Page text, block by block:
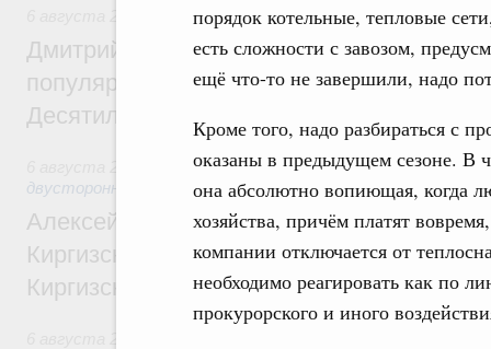
порядок котельные, тепловые
есть сложности с завозом,
ещё что-то не завершили, надо
Кроме того, надо разбираться с
оказаны в предыдущем сезоне. В
она абсолютно вопиющая, когда
хозяйства, причём платят
компании отключается от
необходимо реагировать как по
прокурорского и иного
Внутренний и въездной туризм
Дмитрий Чернышенко: Порядка 110
популярного туризма в 35 регионах
Десятилетия науки и технологий
Экономические и гуманитарные
двусторонней основе
Алексей Оверчук принял участие в
Киргизского экономического форума и
Киргизской межрегиональной